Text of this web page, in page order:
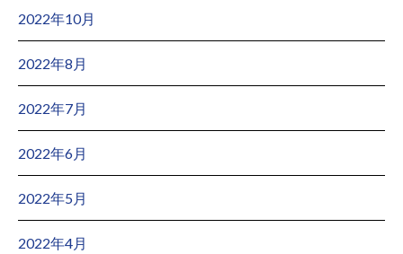
2022年10月
2022年8月
2022年7月
2022年6月
2022年5月
2022年4月